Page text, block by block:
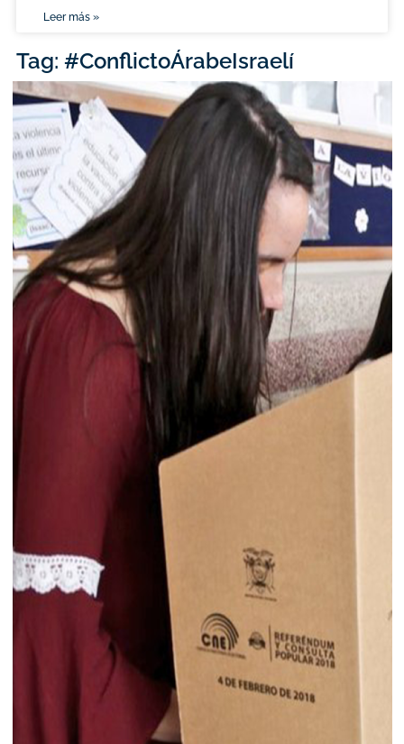
Leer más »
Tag: #ConflictoÁrabeIsraelí